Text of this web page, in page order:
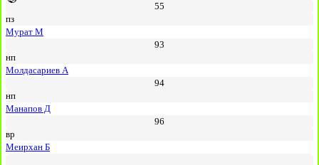
55
пз
Мурат М
93
нп
Молдасариев А
94
нп
Манапов Д
96
вр
Меирхан Б